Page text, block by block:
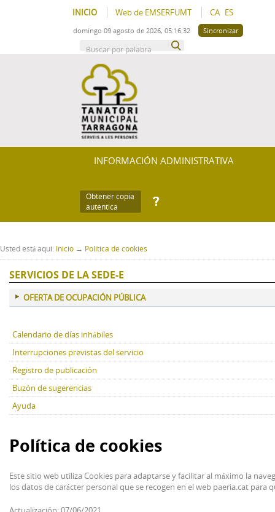
INICIO Web de EMSERFUMT CA ES
domingo 09 agosto de 2026, 05:16:32 Sincronizar
INFORMACIÓN ADMINISTRATIVA
Obtener copia
auténtica
Usted está aquí: Inicio → Política de cookies
SERVICIOS DE LA SEDE-E
OFERTA DE OCUPACIÓN PÚBLICA
Calendario de días inhábiles
Interrupciones previstas del servicio
Registro de publicación
Buzón de sugerencias
Ayuda
Política de cookies
Este sitio web utiliza Cookies para adaptarse y facilitar al máximo la
los datos de carácter personal que se recogen en el web paeria.cat